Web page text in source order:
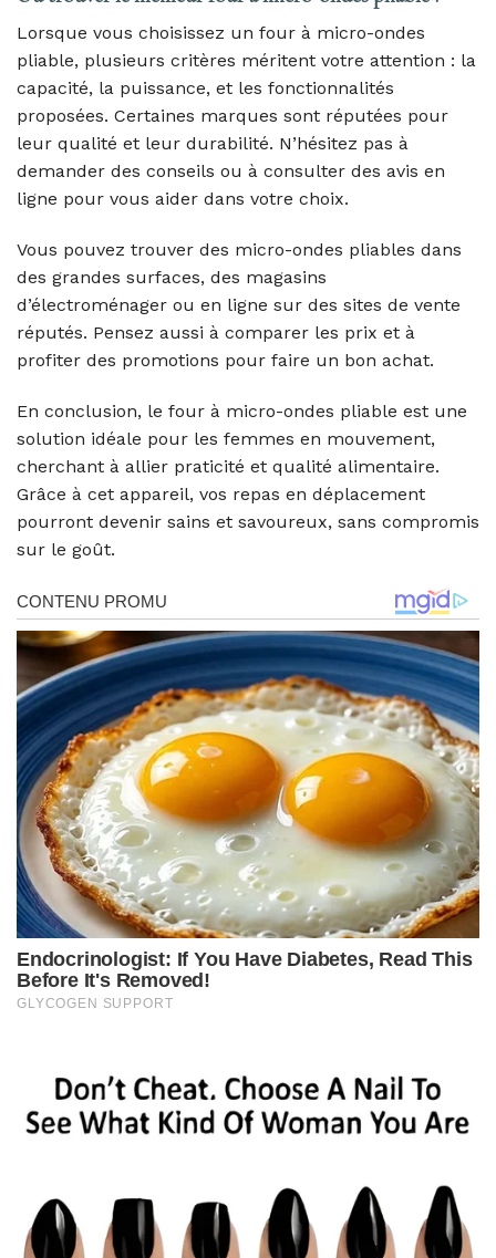
Lorsque vous choisissez un four à micro-ondes
pliable, plusieurs critères méritent votre attention : la
capacité, la puissance, et les fonctionnalités
proposées. Certaines marques sont réputées pour
leur qualité et leur durabilité. N’hésitez pas à
demander des conseils ou à consulter des avis en
ligne pour vous aider dans votre choix.
Vous pouvez trouver des micro-ondes pliables dans
des grandes surfaces, des magasins
d’électroménager ou en ligne sur des sites de vente
réputés. Pensez aussi à comparer les prix et à
profiter des promotions pour faire un bon achat.
En conclusion, le four à micro-ondes pliable est une
solution idéale pour les femmes en mouvement,
cherchant à allier praticité et qualité alimentaire.
Grâce à cet appareil, vos repas en déplacement
pourront devenir sains et savoureux, sans compromis
sur le goût.